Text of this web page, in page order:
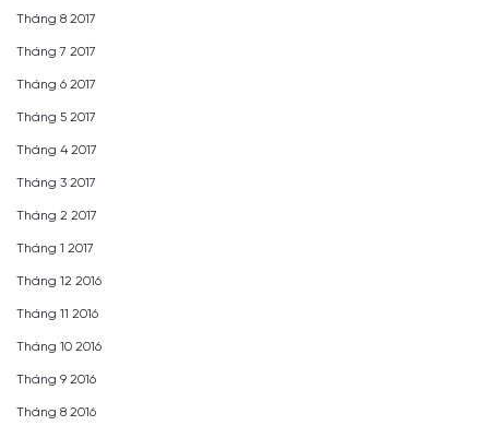
Tháng 8 2017
Tháng 7 2017
Tháng 6 2017
Tháng 5 2017
Tháng 4 2017
Tháng 3 2017
Tháng 2 2017
Tháng 1 2017
Tháng 12 2016
Tháng 11 2016
Tháng 10 2016
Tháng 9 2016
Tháng 8 2016